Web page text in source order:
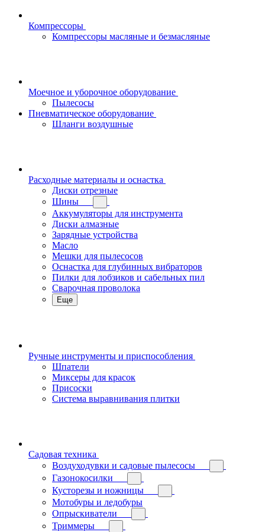
Компрессоры
Компрессоры масляные и безмасляные
Моечное и уборочное оборудование
Пылесосы
Пневматическое оборудование
Шланги воздушные
Расходные материалы и оснастка
Диски отрезные
Шины
Аккумуляторы для инструмента
Диски алмазные
Зарядные устройства
Масло
Мешки для пылесосов
Оснастка для глубинных вибраторов
Пилки для лобзиков и сабельных пил
Сварочная проволока
Еще
Ручные инструменты и приспособления
Шпатели
Миксеры для красок
Присоски
Система выравнивания плитки
Садовая техника
Воздуходувки и садовые пылесосы
Газонокосилки
Кусторезы и ножницы
Мотобуры и ледобуры
Опрыскиватели
Триммеры